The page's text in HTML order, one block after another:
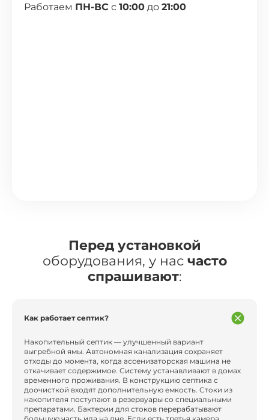
Работаем ПН-ВС с 10:00 до 21:00
Перед установкой
оборудования, у нас часто
спрашивают:
Как работает септик?
Накопительный септик — улучшенный вариант
выгребной ямы. Автономная канализация сохраняет
отходы до момента, когда ассенизаторская машина не
откачивает содержимое. Систему устанавливают в домах
временного проживания. В конструкцию септика с
доочисткой входят дополнительную емкость. Стоки из
накопителя поступают в резервуары со специальными
препаратами. Бактерии для стоков перерабатывают